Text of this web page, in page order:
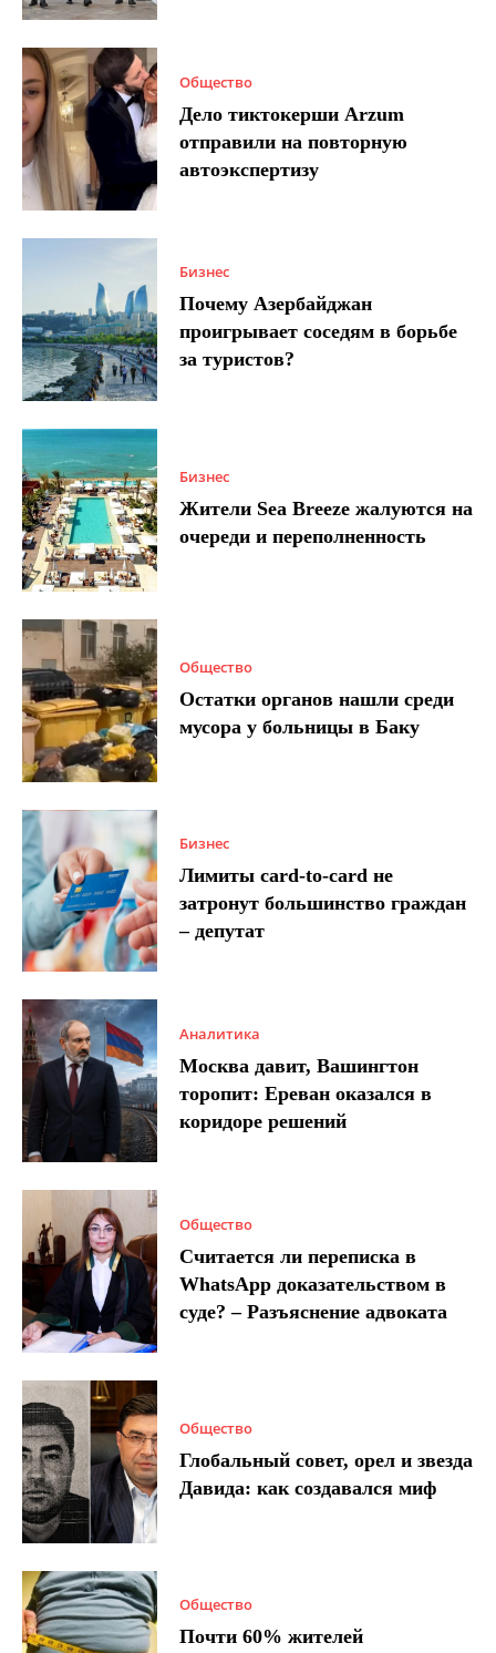
Общество
Дело тиктокерши Arzum
отправили на повторную
автоэкспертизу
Бизнес
Почему Азербайджан
проигрывает соседям в борьбе
за туристов?
Бизнес
Жители Sea Breeze жалуются на
очереди и переполненность
Общество
Остатки органов нашли среди
мусора у больницы в Баку
Бизнес
Лимиты card-to-card не
затронут большинство граждан
– депутат
Аналитика
Москва давит, Вашингтон
торопит: Ереван оказался в
коридоре решений
Общество
Считается ли переписка в
WhatsApp доказательством в
суде? – Разъяснение адвоката
Общество
Глобальный совет, орел и звезда
Давида: как создавался миф
Общество
Почти 60% жителей